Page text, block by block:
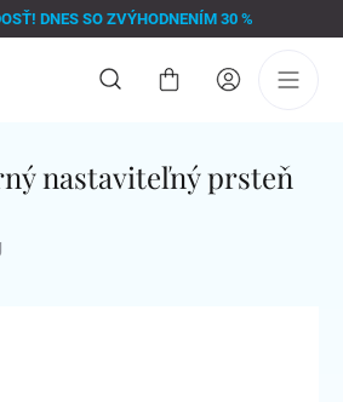
DNES SO ZVÝHODNENÍM 30 %
Nákupný
nastaviteľný prsteň